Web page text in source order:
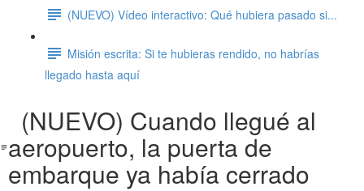
(NUEVO) Vídeo interactivo: Qué hubiera pasado si...
Misión escrita: Si te hubieras rendido, no habrías
llegado hasta aquí
(NUEVO) Cuando llegué al
aeropuerto, la puerta de
embarque ya había cerrado